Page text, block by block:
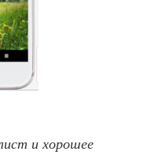
и хорошее